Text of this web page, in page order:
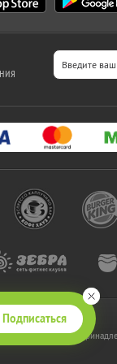
Подписаться
www.kupikupon.ru